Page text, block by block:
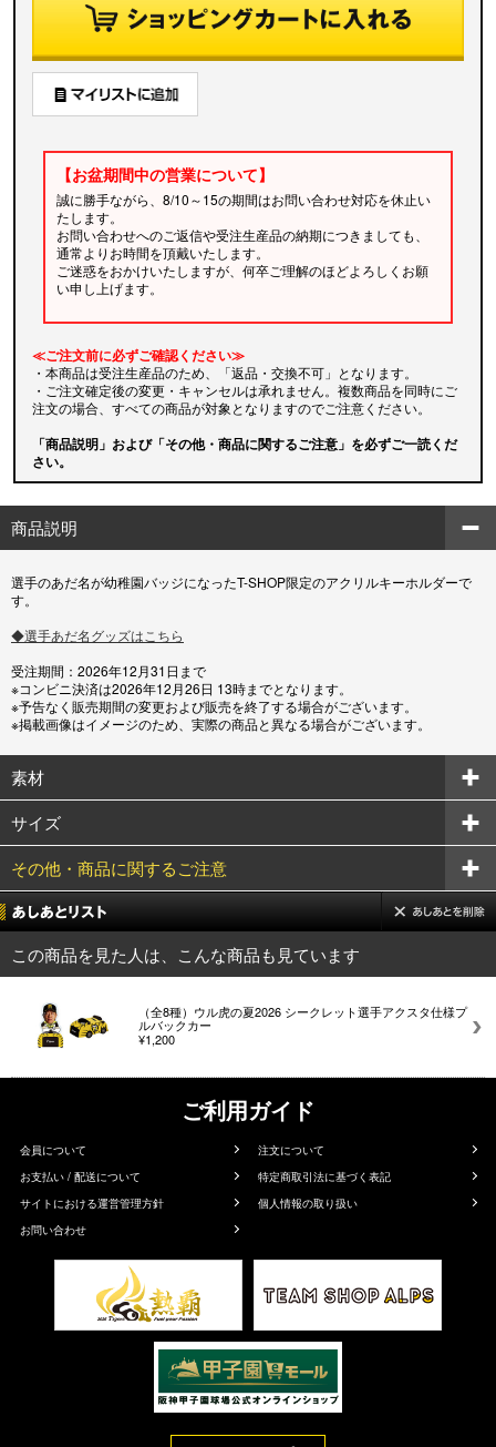
【お盆期間中の営業について】
誠に勝手ながら、8/10～15の期間はお問い合わせ対応を休止い
たします。
お問い合わせへのご返信や受注生産品の納期につきましても、
通常よりお時間を頂戴いたします。
ご迷惑をおかけいたしますが、何卒ご理解のほどよろしくお願
い申し上げます。
≪ご注文前に必ずご確認ください≫
・本商品は受注生産品のため、「返品・交換不可」となります。
・ご注文確定後の変更・キャンセルは承れません。複数商品を同時にご
注文の場合、すべての商品が対象となりますのでご注意ください。
「商品説明」および「その他・商品に関するご注意」を必ずご一読くだ
さい。
商品説明
選手のあだ名が幼稚園バッジになったT-SHOP限定のアクリルキーホルダーで
す。
◆選手あだ名グッズはこちら
受注期間：2026年12月31日まで
※コンビニ決済は2026年12月26日 13時までとなります。
※予告なく販売期間の変更および販売を終了する場合がございます。
※掲載画像はイメージのため、実際の商品と異なる場合がございます。
素材
サイズ
その他・商品に関するご注意
この商品を見た人は、こんな商品も見ています
（全8種）ウル虎の夏2026 シークレット選手アクスタ仕様プ
ルバックカー
¥1,200
ご利用ガイド
会員について
注文について
お支払い / 配送について
特定商取引法に基づく表記
サイトにおける運営管理方針
個人情報の取り扱い
お問い合わせ